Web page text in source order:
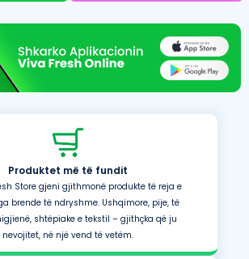
Produktet më të fundit
Store gjeni gjithmonë produkte të reja e
brende të ndryshme. Ushqimore, pije, të
shtëpiake e tekstil – gjithçka që ju
nevojitet, në një vend të vetëm.